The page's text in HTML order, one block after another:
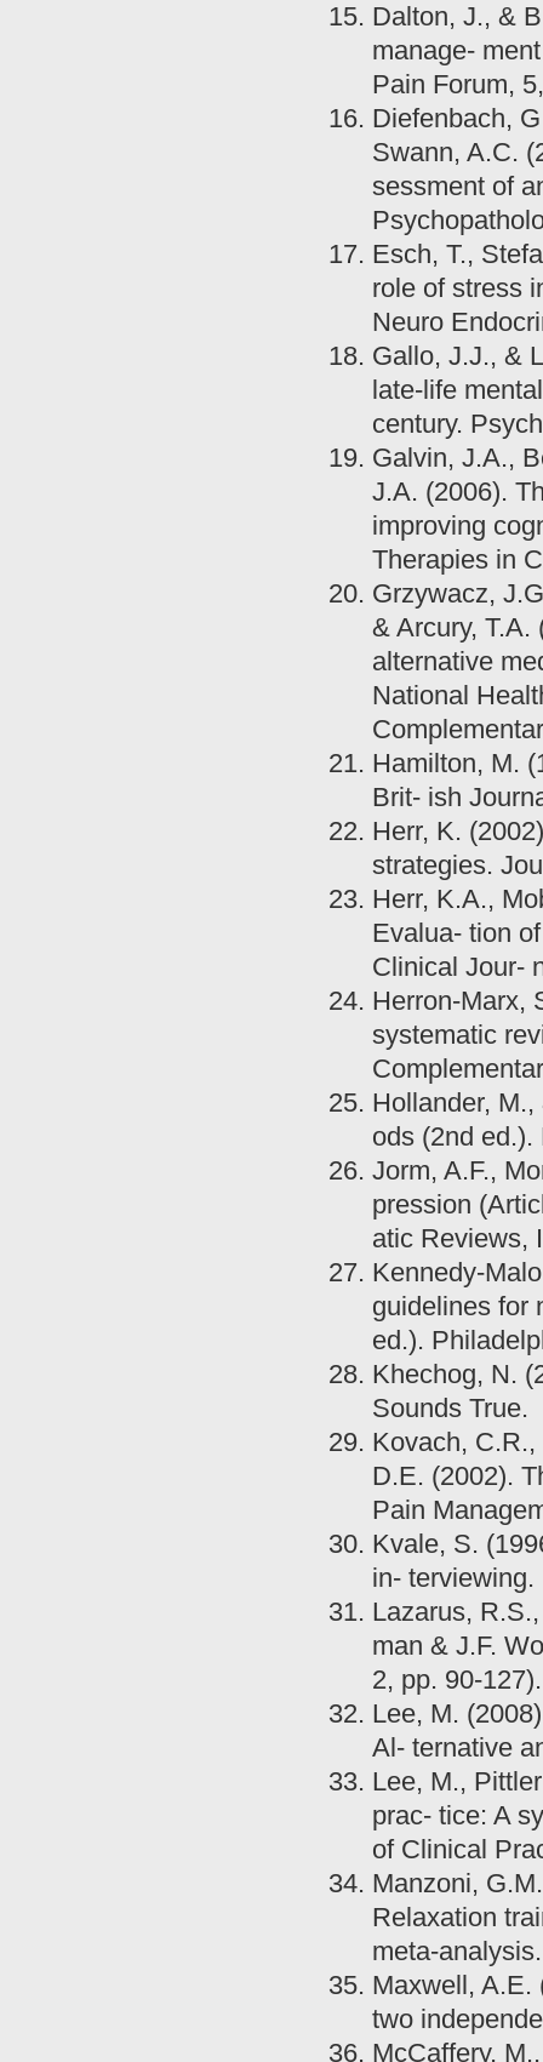
Dalton, J., &
manage-
Pain Forum,
Diefenbach,
Swann, A.C.
sessment of
Esch, T.,
role of stress
Neuro
Gallo, J.J., &
late-life
century.
Galvin, J.A.,
J.A. (2006).
improving
Therapies in
Grzywacz,
& Arcury, T.A.
alternative
National
Hamilton, M.
Brit- ish
Herr, K.
strategies.
Herr, K.A.,
Evalua- tion
Clinical Jour-
Herron-Marx,
systematic
Hollander,
ods (2nd
Jorm, A.F.,
pression
atic Reviews,
Kennedy-
guidelines for
ed.).
Khechog, N.
Sounds True.
Kovach,
D.E. (2002).
Pain
Kvale, S.
in-
Lazarus,
man & J.F.
2, pp. 90-
Lee, M.
Al- ternative
Lee, M.,
prac- tice: A
of Clinical
Manzoni,
Relaxation
meta-
Maxwell, A.E.
two
McCaffery,